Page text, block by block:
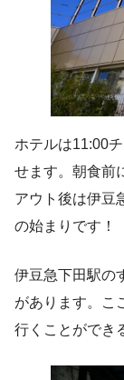
ホテルは11:00
せます。朝食前
アウト後は伊豆
の始まりです！
伊豆急下田駅の
があります。こ
行くことができ